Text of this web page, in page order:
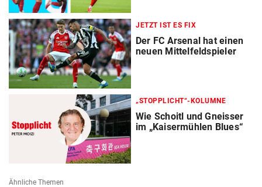
JETZT IST ES FIX
Der FC Arsenal hat einen
neuen Mittelfeldspieler
„STOPPLICHT“-KOLUMNE
Wie Schoitl und Gneisser
im „Kaisermühlen Blues“
Ähnliche Themen